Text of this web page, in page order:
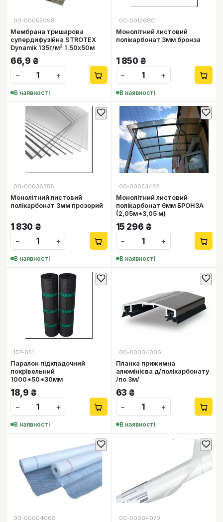
00-00055098
Мембрана тришарова
супердифузійна STROTEX
Dynamik 135г/м² 1.50х50м
66,9 ₴
−
+
В наявності
00-00126801
Монолітний листовий
полікарбонат 3мм бронза
1 850 ₴
−
+
В наявності
00-00036358
Монолітний листовий
полікарбонат 3мм прозорий
1 830 ₴
−
+
В наявності
00-00053432
Монолітний листовий
полікарбонат 6мм БРОНЗА
(2,05м*3,05 м)
15 296 ₴
−
+
В наявності
157-051
Паралон підкладочний
покрівельний
1000*50*30мм
18,9 ₴
−
+
В наявності
00-00004006
Планка прижимна
алюмінієва д/полікарбонату
/по 3м/
63 ₴
−
+
В наявності
00-00004069 00-00004070